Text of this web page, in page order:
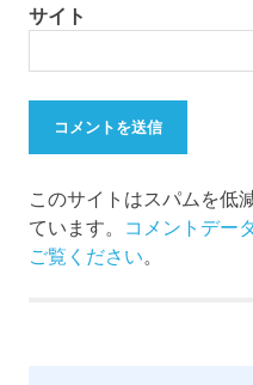
サイト
このサイトはスパムを低
ています。 コメントデー
ご覧ください。